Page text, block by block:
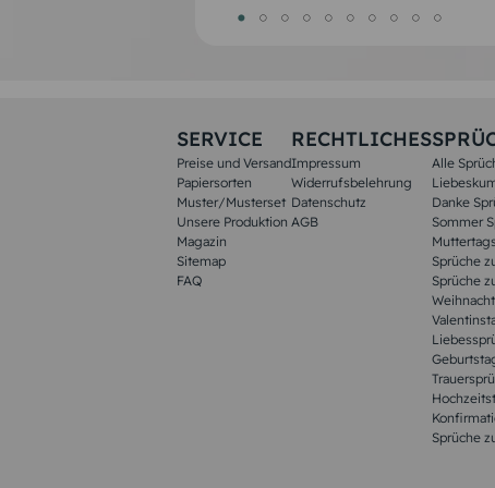
SERVICE
Preise und Versand
Papiersorten
Muster/Musterset
Unsere Produktion
Magazin
Sitemap
FAQ
RECHTLICHES
Impressum
Widerrufsbelehrung
Datenschutz
AGB
Alle
Danke
Sommer
Sprüche
Sprüche
Sprüche